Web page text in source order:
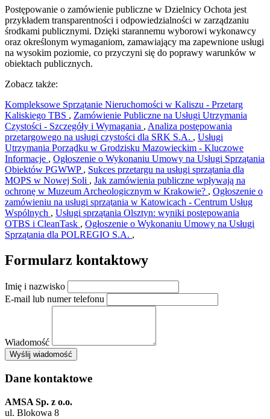
Postępowanie o zamówienie publiczne w Dzielnicy Ochota jest
przykładem transparentności i odpowiedzialności w zarządzaniu
środkami publicznymi. Dzięki starannemu wyborowi wykonawcy
oraz określonym wymaganiom, zamawiający ma zapewnione usługi
na wysokim poziomie, co przyczyni się do poprawy warunków w
obiektach publicznych.
Zobacz także:
Kompleksowe Sprzątanie Nieruchomości w Kaliszu - Przetarg
Kaliskiego TBS , Zamówienie Publiczne na Usługi Utrzymania
Czystości - Szczegóły i Wymagania , Analiza postępowania
przetargowego na usługi czystości dla SRK S.A. , Usługi
Utrzymania Porządku w Grodzisku Mazowieckim - Kluczowe
Informacje , Ogłoszenie o Wykonaniu Umowy na Usługi Sprzątania
Obiektów PGWWP , Sukces przetargu na usługi sprzątania dla
MOPS w Nowej Soli , Jak zamówienia publiczne wpływają na
ochronę w Muzeum Archeologicznym w Krakowie? , Ogłoszenie o
zamówieniu na usługi sprzątania w Katowicach - Centrum Usług
Wspólnych , Usługi sprzątania Olsztyn: wyniki postępowania
OTBS i CleanTask , Ogłoszenie o Wykonaniu Umowy na Usługi
Sprzątania dla POLREGIO S.A. ,
Formularz kontaktowy
Imię i nazwisko
E-mail lub numer telefonu
Wiadomość
Wyślij wiadomośćAMSA Sp. z o.o. - ul. Blokowa 8, Warszawa
+
−
Dane kontaktowe
AMSA Sp. z o.o.
ul. Blokowa 8